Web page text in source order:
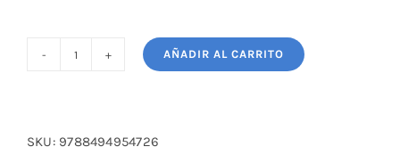
Aprendiendo
cantidad
AÑADIR AL CARRITO
SKU: 9788494954726